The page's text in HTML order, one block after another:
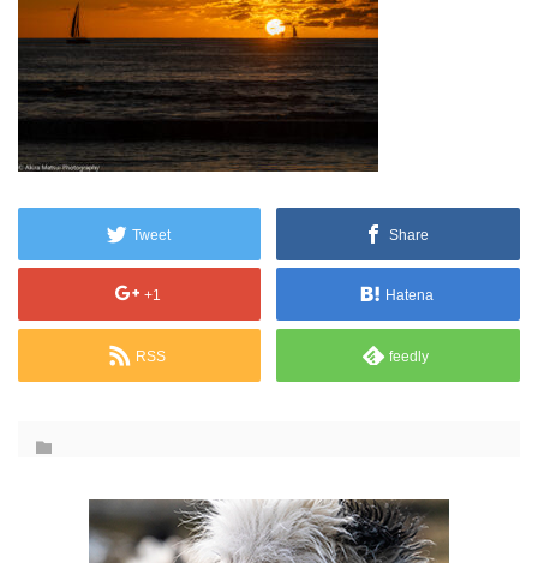
Tweet Share
+1 Hatena
RSS feedly